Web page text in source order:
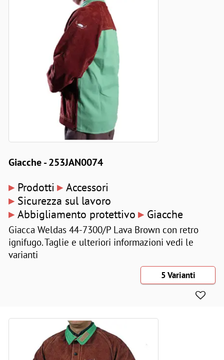
Giacche - 253JAN0074
▸ Prodotti ▸ Accessori
▸ Sicurezza sul lavoro
▸ Abbigliamento protettivo ▸ Giacche
Giacca Weldas 44-7300/P Lava Brown con retro
ignifugo. Taglie e ulteriori informazioni vedi le
varianti
5 Varianti